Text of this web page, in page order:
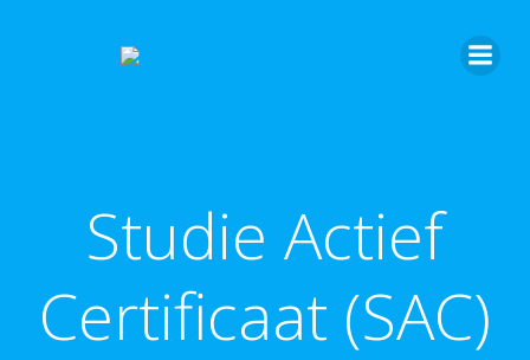
Studie Actief
Certificaat (SAC)